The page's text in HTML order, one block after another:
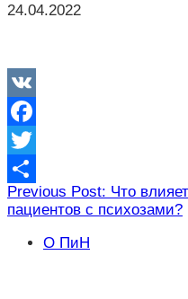
24.04.2022
VK
Facebook
Twitter
Отправить
Навигация
по
записям
Previous Post: Что
пациентов с психозами?
О ПиН